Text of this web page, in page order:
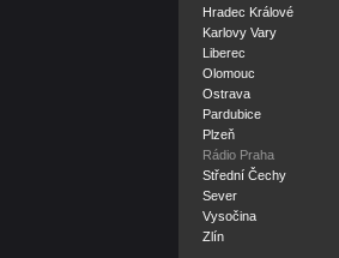
Hradec Králové
Karlovy Vary
Liberec
Olomouc
Ostrava
Pardubice
Plzeň
Rádio Praha
Střední Čechy
Sever
Vysočina
Zlín